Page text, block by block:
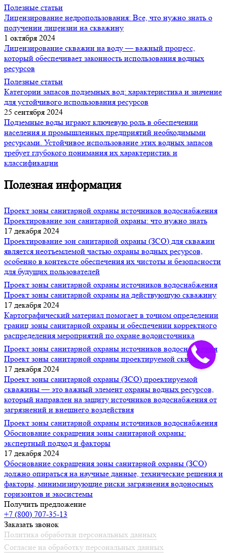
Полезные статьи
Лицензирование недропользования: Все, что нужно знать о
получении лицензии на скважину
1 октября 2024
Лицензирование скважин на воду — важный процесс,
который обеспечивает законность использования водных
ресурсов
Полезные статьи
Категории запасов подземных вод: характеристика и значение
для устойчивого использования ресурсов
25 сентября 2024
Подземные воды играют ключевую роль в обеспечении
населения и промышленных предприятий необходимыми
ресурсами. Устойчивое использование этих водных запасов
требует глубокого понимания их характеристик и
классификации
Полезная информация
Проект зоны санитарной охраны источников водоснабжения
Проектирование зон санитарной охраны: что нужно знать
17 декабря 2024
Проектирование зон санитарной охраны (ЗСО) для скважин
является неотъемлемой частью охраны водных ресурсов,
особенно в контексте обеспечения их чистоты и безопасности
для будущих пользователей
Проект зоны санитарной охраны источников водоснабжения
Проект зоны санитарной охраны на действующую скважину
17 декабря 2024
Картографический материал помогает в точном определении
границ зоны санитарной охраны и обеспечении корректного
распределения мероприятий по охране водоисточника
Проект зоны санитарной охраны источников водоснабжения
Проект зоны санитарной охраны проектируемой скважины
17 декабря 2024
Проект зоны санитарной охраны (ЗСО) проектируемой
скважины — это важный элемент охраны водных ресурсов,
который направлен на защиту источников водоснабжения от
загрязнений и внешнего воздействия
Проект зоны санитарной охраны источников водоснабжения
Обоснование сокращения зоны санитарной охраны:
экспертный подход и факторы
17 декабря 2024
Обоснование сокращения зоны санитарной охраны (ЗСО)
должно опираться на научные данные, технические решения и
факторы, минимизирующие риски загрязнения водоносных
горизонтов и экосистемы
Получить предложение
+7 (800) 707-35-13
Заказать звонок
Политика обработки персональных данных
Согласие на обработку персональных данных